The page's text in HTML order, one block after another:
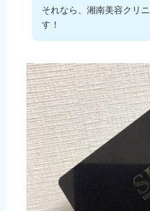
それなら、湘南美容クリ
す！